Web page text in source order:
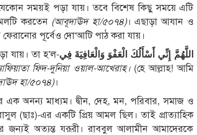
সময়ই পড়া যায়। তবে বিশেষ কিছু সময়ে এটি
করতেন (আবূদাঊদ হা/৫০৭৪)। এছাড়া আযান ও
পূর্বেও দো‘আটি পাঠ করা যায়।
যায়। তা হ’ল-اللَّهُمَّ إِنِّي أَسْأَلُكَ الْعَفْوَ وَالْعَافِيَةَ فِي
ফিদ-দুনিয়া ওয়াল-আখেরাহ।(হে আল্লাহ! আমি
হা/৫০৭৪)।
অনন্য মাধ্যম। দ্বীন, দেহ, মন, পরিবার, সমাজ ও
(ছাঃ)-এর একটি প্রিয় আমল ছিল। তাই প্রাত্যাহিক
অত্যন্ত যরূরী। রাববুল আলামীন আমাদেরকে